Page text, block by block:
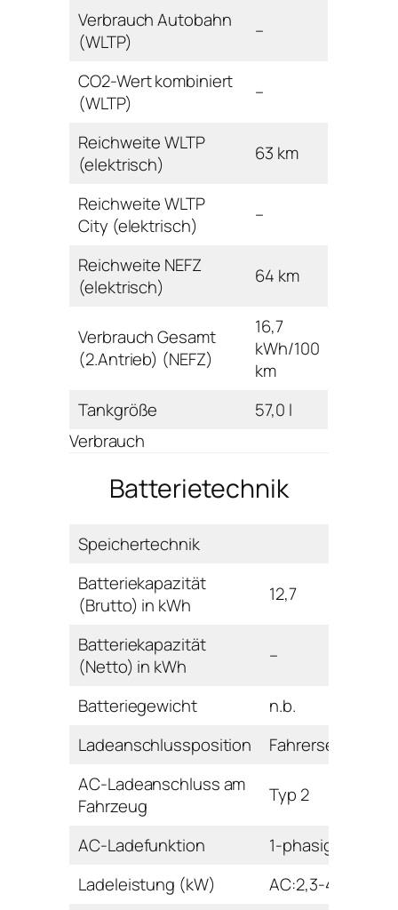
Verbrauch Autobahn
(WLTP)
–
CO2-Wert kombiniert
(WLTP)
–
Reichweite WLTP
(elektrisch)
63 km
Reichweite WLTP
City (elektrisch)
–
Reichweite NEFZ
(elektrisch)
64 km
Verbrauch Gesamt
(2.Antrieb) (NEFZ)
16,7
kWh/100
km
Tankgröße
57,0 l
Verbrauch
Batterietechnik
Speichertechnik
Batteriekapazität
(Brutto) in kWh
12,7
Batteriekapazität
(Netto) in kWh
–
Batteriegewicht
n.b.
Ladeanschlussposition
Fahrerseite
AC-Ladeanschluss am
Fahrzeug
Typ 2
AC-Ladefunktion
1-phasig
Ladeleistung (kW)
AC:2,3-4,6